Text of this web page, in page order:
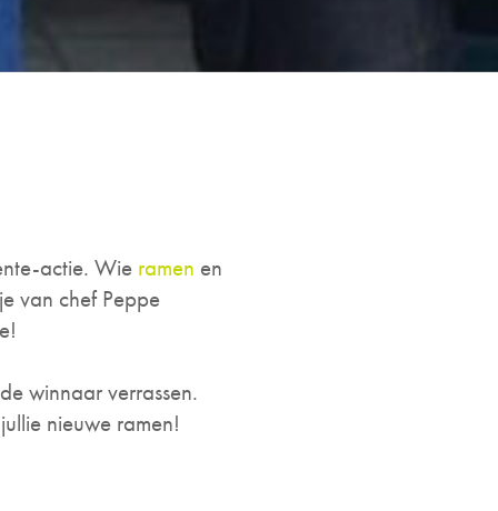
actie. Wie ramen en
van chef Peppe
winnaar verrassen.
nieuwe ramen!